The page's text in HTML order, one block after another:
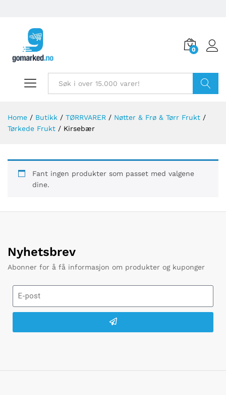
0
Home / Butikk / TØRRVARER / Nøtter & Frø & Tørr Frukt /
Tørkede Frukt / Kirsebær
Fant ingen produkter som passet med valgene
dine.
Nyhetsbrev
Abonner for å få informasjon om produkter og kuponger